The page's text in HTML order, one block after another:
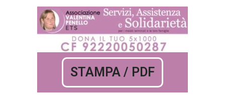
STAMPA / PDF